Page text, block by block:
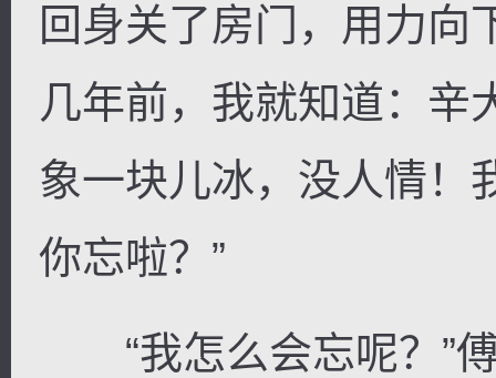
回身关了房门，用力向
几年前，我就知道：辛
象一块儿冰，没人情！
你忘啦？”
“我怎么会忘呢？”傅